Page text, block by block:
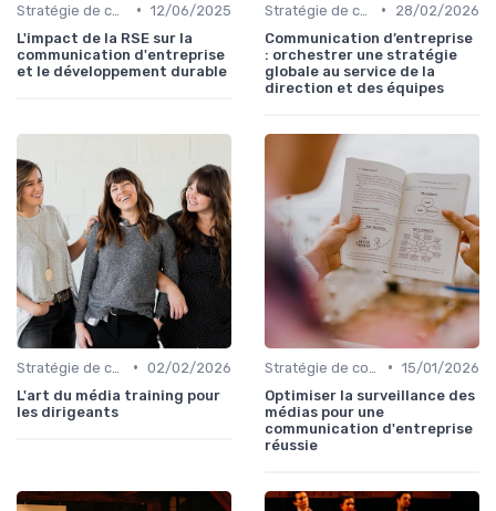
• 12/06/2025
L'impact de la RSE sur la
communication d'entreprise
et le développement durable
•
28/02/2026
Communication d’entreprise
: orchestrer une stratégie
globale au service de la
direction et des équipes
• 02/02/2026
L'art du média training pour
les dirigeants
• 15/01/2026
Optimiser la surveillance des
médias pour une
communication d'entreprise
réussie